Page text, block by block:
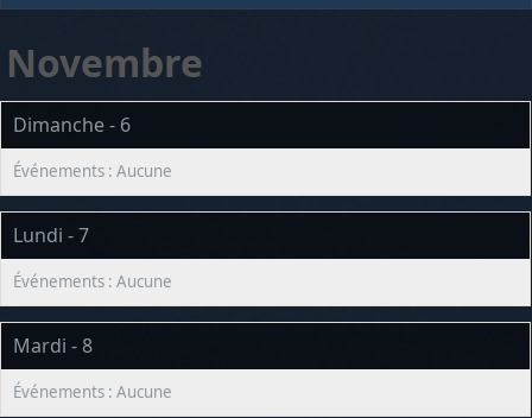
Novembre
Dimanche - 6
Lundi - 7
Mardi - 8